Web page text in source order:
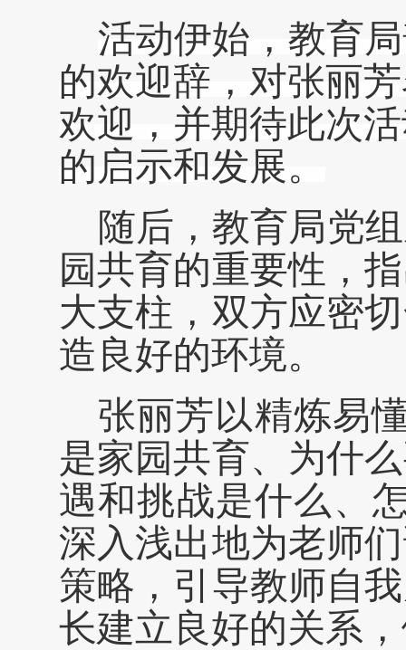
活动伊始，教育
的欢迎辞，对张丽
欢迎，并期待此次
的启示和发展。
随后，教育局党
园共育的重要性，
大支柱，双方应密
造良好的环境。
张丽芳以精炼易
是家园共育、为什
遇和挑战是什么、
深入浅出地为老师
策略，引导教师自
长建立良好的关系